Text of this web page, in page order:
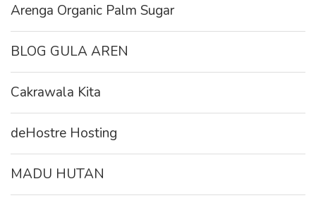
Arenga Organic Palm Sugar
BLOG GULA AREN
Cakrawala Kita
deHostre Hosting
MADU HUTAN